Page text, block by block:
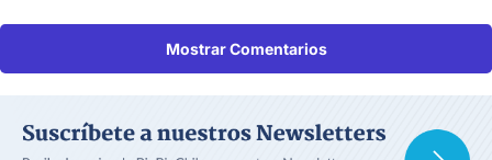
Mostrar Comentarios